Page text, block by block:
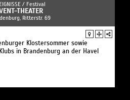
/ Festival
THEATER
Ritterstr. 69
Klostersommer sowie
in Brandenburg an der Havel